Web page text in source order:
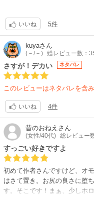
バリタチがガッツンガッツン
です！
良かった〜買って…何度も反
旨みが後から後から…たまら
辛口コメントありますが…自
解くださいね?
きっと、次の作品にも繋がるは
皆様購入して読んだらレビュ
(*´ー｀*)
いいね 5件
kuyaさん
(－/－) 総レビュー数：
さすが！デカい ネタバレ
このレビューはネタバレを含
いいね 4件
昔のおねえ さん
(女性/40代) 総レビュー
すっごい好きですよ
初めて作者さんですけど、オ
はさて置き。お尻の良さに堕
す。そこです！まぁ、少しホ